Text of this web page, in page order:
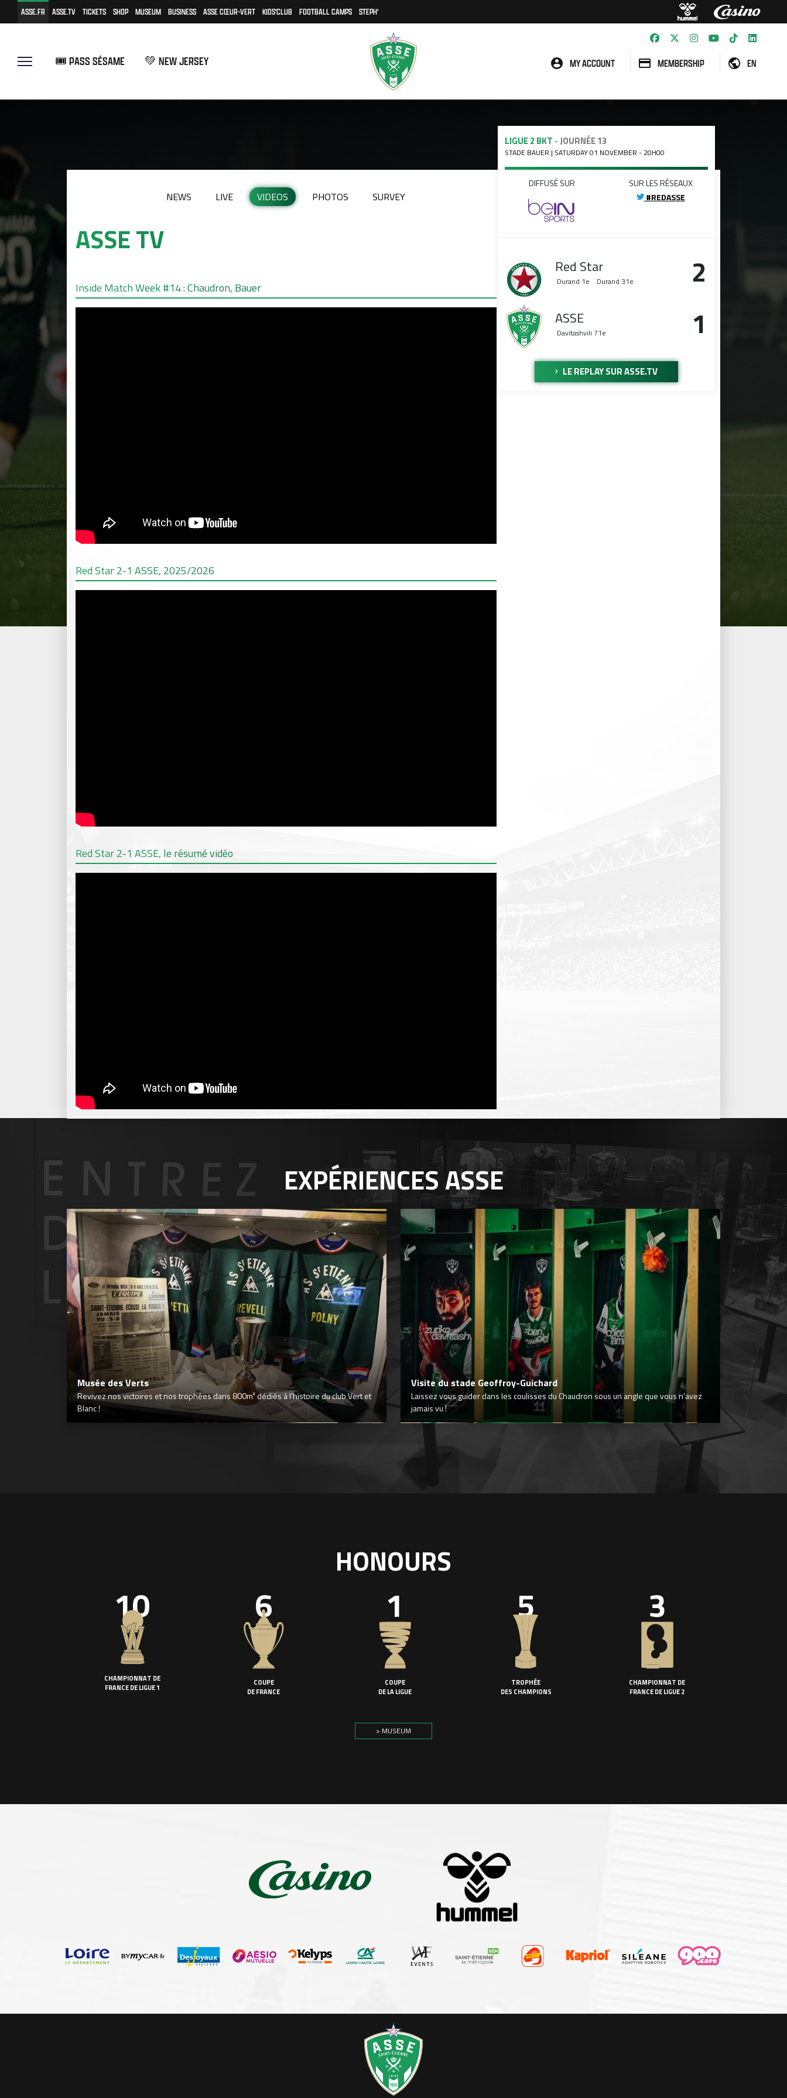
ASSE.FR ASSE.TV TICKETS SHOP MUSEUM BUSINESS ASSE CŒUR-VERT KIDS'CLUB FOOTBALL CAMPS STEPH'
🎟️ PASS SÉSAME 💚 NEW JERSEY MY ACCOUNT MEMBERSHIP EN
LIGUE 2 BKT - JOURNÉE 13
STADE BAUER | SATURDAY 01 NOVEMBER - 20H00
DIFFUSÉ SUR
SUR LES RÉSEAUX
#REDASSE
Red Star
Durand 1e Durand 31e 2
ASSE
Davitashvili 71e 1
LE REPLAY SUR ASSE.TV
NEWS LIVE VIDEOS PHOTOS SURVEY
ASSE TV
Inside Match Week #14 : Chaudron, Bauer
Red Star 2-1 ASSE, 2025/2026
Red Star 2-1 ASSE, le résumé vidéo
EXPÉRIENCESASSE
Musée des Verts
Revivez nos victoires et nos trophées dans 800m² dédiés à l’histoire du club Vert et
Blanc !
Visite du stade Geoffroy-Guichard
Laissez vous guider dans les coulisses du Chaudron sous un angle que vous n’avez
jamais vu !
HONOURS
10
CHAMPIONNAT DE
FRANCE DE LIGUE 1
6
COUPE
DE FRANCE
1
COUPE
DE LA LIGUE
5
TROPHÉE
DES CHAMPIONS
3
CHAMPIONNAT DE
FRANCE DE LIGUE 2
> MUSEUM